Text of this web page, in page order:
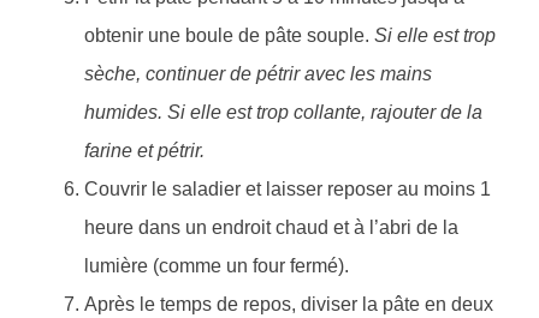
obtenir une boule de pâte souple. Si elle est trop
sèche, continuer de pétrir avec les mains
humides. Si elle est trop collante, rajouter de la
farine et pétrir.
Couvrir le saladier et laisser reposer au moins 1
heure dans un endroit chaud et à l’abri de la
lumière (comme un four fermé).
Après le temps de repos, diviser la pâte en deux